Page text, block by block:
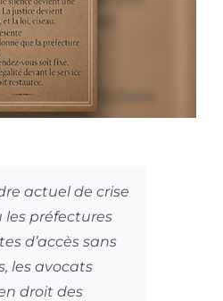
actuel de crise
les préfectures
d’accès sans
les avocats
droit des